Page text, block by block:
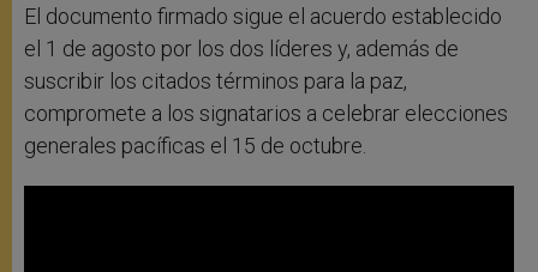
El documento firmado sigue el acuerdo establecido
el 1 de agosto por los dos líderes y, además de
suscribir los citados términos para la paz,
compromete a los signatarios a celebrar elecciones
generales pacíficas el 15 de octubre.